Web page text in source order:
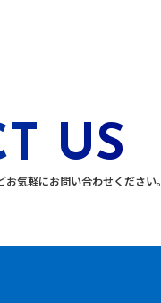
US
お気軽にお問い合わせください。